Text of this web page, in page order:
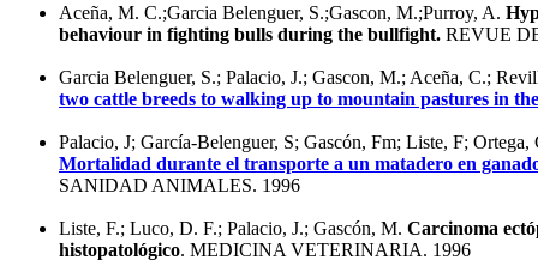
Aceña, M. C.;Garcia Belenguer, S.;Gascon, M.;Purroy, A.
behaviour in fighting bulls during the bullfight. REVUE
Garcia Belenguer, S.; Palacio, J.; Gascon, M.; Aceña, C.;
two cattle breeds to walking up to mountain pastures in
Palacio, J; García-Belenguer, S; Gascón, Fm; Liste, F;
Mortalidad durante el transporte a un matadero en
SANIDAD ANIMALES. 1996
Liste, F.; Luco, D. F.; Palacio, J.; Gascón, M. Carcinoma
histopatológico. MEDICINA VETERINARIA. 1996